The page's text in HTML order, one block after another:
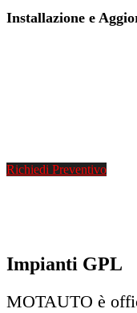
Installazione e
Richiedi Preventivo
Impianti GPL
MOTAUTO è